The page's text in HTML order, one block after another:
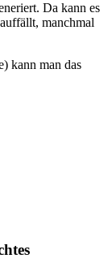
Da kann es
manchmal
kann man das